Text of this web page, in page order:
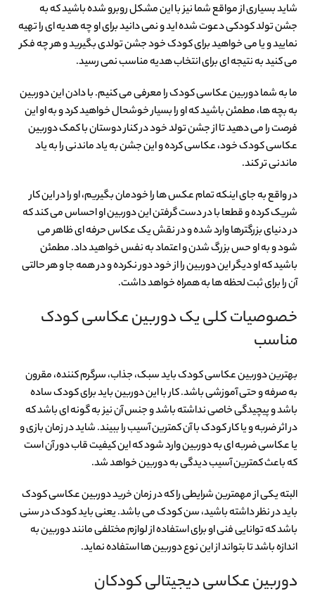
شاید بسیاری از مواقع شما نیز با این مشکل روبرو شده باشید که به
جشن تولد کودکی دعوت شده اید و نمی دانید برای او چه هدیه ای را تهیه
نمایید و یا می خواهید برای کودک خود جشن تولدی بگیرید و هر چه فکر
می کنید به نتیجه ای برای انتخاب هدیه مناسب نمی رسید.
ما به شما دوربین عکاسی کودک را معرفی می کنیم. با دادن این دوربین
به بچه ها، مطمئن باشید که او را بسیار خوشحال خواهید کرد و به او این
فرصت را می دهید تا از جشن تولد خود در کنار دوستان با کمک دوربین
عکاسی کودک خود، عکاسی کرده و این جشن به یاد ماندنی را به یاد
ماندنی تر کند.
در واقع به جای اینکه تمام عکس ها را خودمان بگیریم، او را در این کار
شریک کرده و قطعا با در دست گرفتن این دوربین او احساس می کند که
در دنیای بزرگترها وارد شده و در نقش یک عکاس حرفه ای ظاهر می
شود و به او حس بزرگ شدن و اعتماد به نفس خواهید داد. مطمئن
باشید که او دیگر این دوربین را از خود دور نکرده و در همه جا و هر حالتی
آن را برای ثبت لحظه ها به همراه خواهد داشت.
خصوصیات کلی یک دوربین عکاسی کودک
مناسب
بهترین دوربین عکاسی کودک باید سبک، جذاب، سرگرم کننده، مقرون
به صرفه و حتی آموزشی باشد. کار با این دوربین باید برای کودک ساده
باشد و پیچیدگی خاصی نداشته باشد و جنس آن نیز به گونه ای باشد که
در اثر ضربه و یا کار کودک با آن کمترین آسیب را ببیند. شاید در زمان بازی و
یا عکاسی ضربه ای به دوربین وارد شود که این کیفیت قاب دور آن است
که باعث کمترین آسیب دیدگی به دوربین خواهد شد.
البته یکی از مهمترین شرایطی را که در زمان خرید دوربین عکاسی کودک
باید در نظر داشته باشید، سن کودک می باشد. یعنی باید کودک در سنی
باشد که توانایی فنی او برای استفاده از لوازم مختلفی مانند دوربین به
اندازه باشد تا بتواند از این نوع دوربین ها استفاده نماید.
دوربین عکاسی دیجیتالی کودکان